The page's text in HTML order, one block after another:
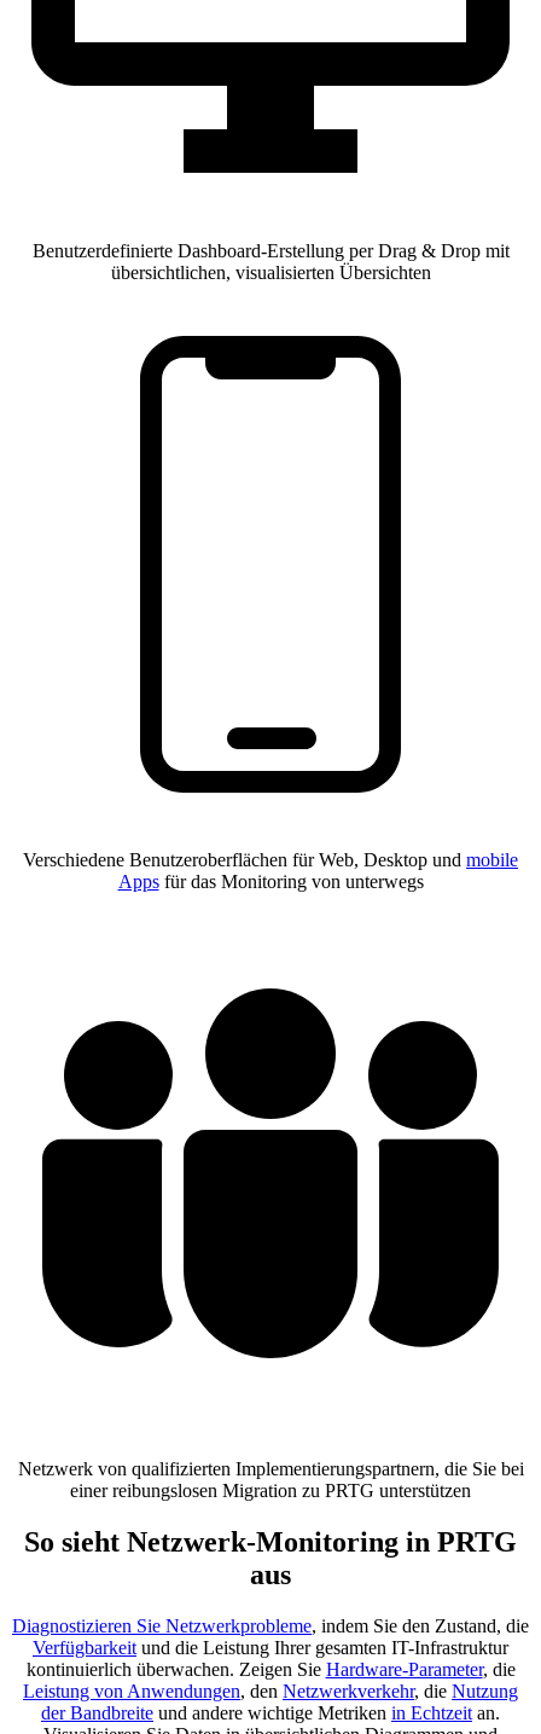
Benutzerdefinierte Dashboard-Erstellung per Drag & Drop mit
übersichtlichen, visualisierten Übersichten
Verschiedene Benutzeroberflächen für Web, Desktop und mobile
Appsfür das Monitoring von unterwegs
Netzwerk von qualifizierten Implementierungspartnern, die Sie bei
einer reibungslosen Migration zu PRTG unterstützen
So sieht Netzwerk-Monitoring in PRTG
aus
Diagnostizieren Sie Netzwerkprobleme, indem Sie den Zustand, die
Verfügbarkeit und die Leistung Ihrer gesamten IT-Infrastruktur
kontinuierlich überwachen. Zeigen Sie Hardware-Parameter, die
Leistung von Anwendungen, den Netzwerkverkehr, die Nutzung
der Bandbreite und andere wichtige Metriken in Echtzeit an.